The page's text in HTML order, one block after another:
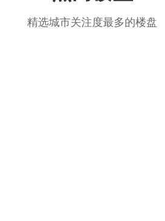
精选城市关注度最多的楼盘